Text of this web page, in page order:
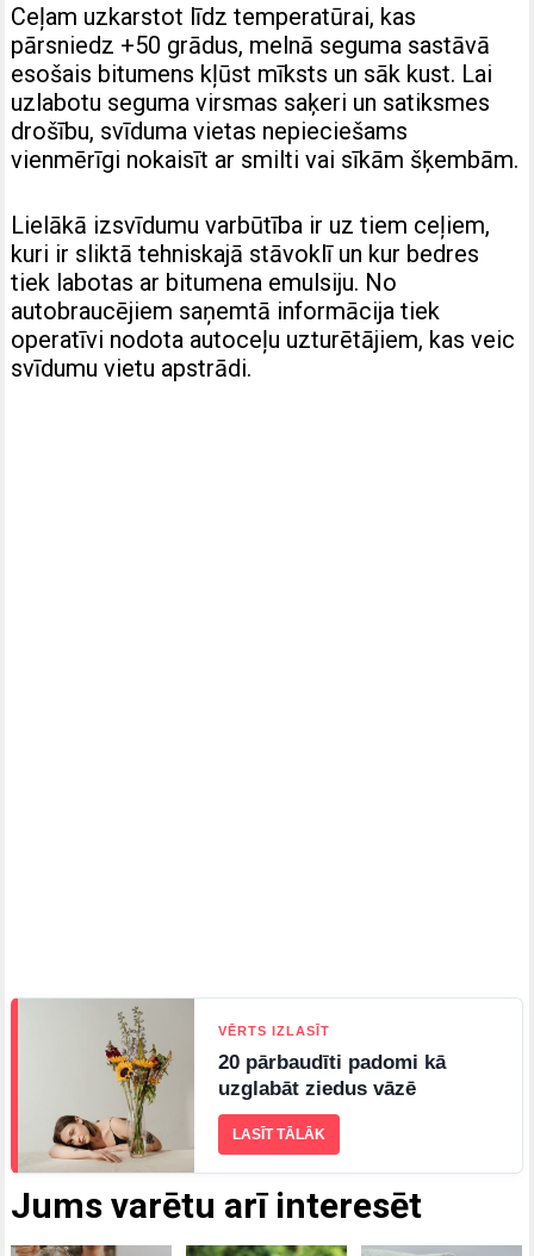
Ceļam uzkarstot līdz temperatūrai, kas
pārsniedz +50 grādus, melnā seguma sastāvā
esošais bitumens kļūst mīksts un sāk kust. Lai
uzlabotu seguma virsmas saķeri un satiksmes
drošību, svīduma vietas nepieciešams
vienmērīgi nokaisīt ar smilti vai sīkām šķembām.
Lielākā izsvīdumu varbūtība ir uz tiem ceļiem,
kuri ir sliktā tehniskajā stāvoklī un kur bedres
tiek labotas ar bitumena emulsiju. No
autobraucējiem saņemtā informācija tiek
operatīvi nodota autoceļu uzturētājiem, kas veic
svīdumu vietu apstrādi.
Jums varētu arī interesēt
VĒRTS IZLASĪT
20 pārbaudīti padomi kā
uzglabāt ziedus vāzē
LASĪT TĀLĀK